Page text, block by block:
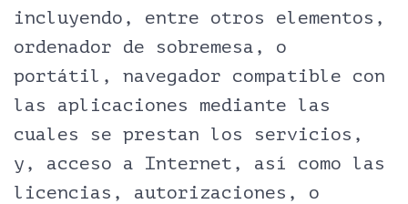
incluyendo, entre otros elementos,
ordenador de sobremesa, o
portátil, navegador compatible con
las aplicaciones mediante las
cuales se prestan los servicios,
y, acceso a Internet, así como las
licencias, autorizaciones, o